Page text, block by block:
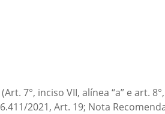
inciso VII, alínea “a” e art.
2021, Art. 19; Nota